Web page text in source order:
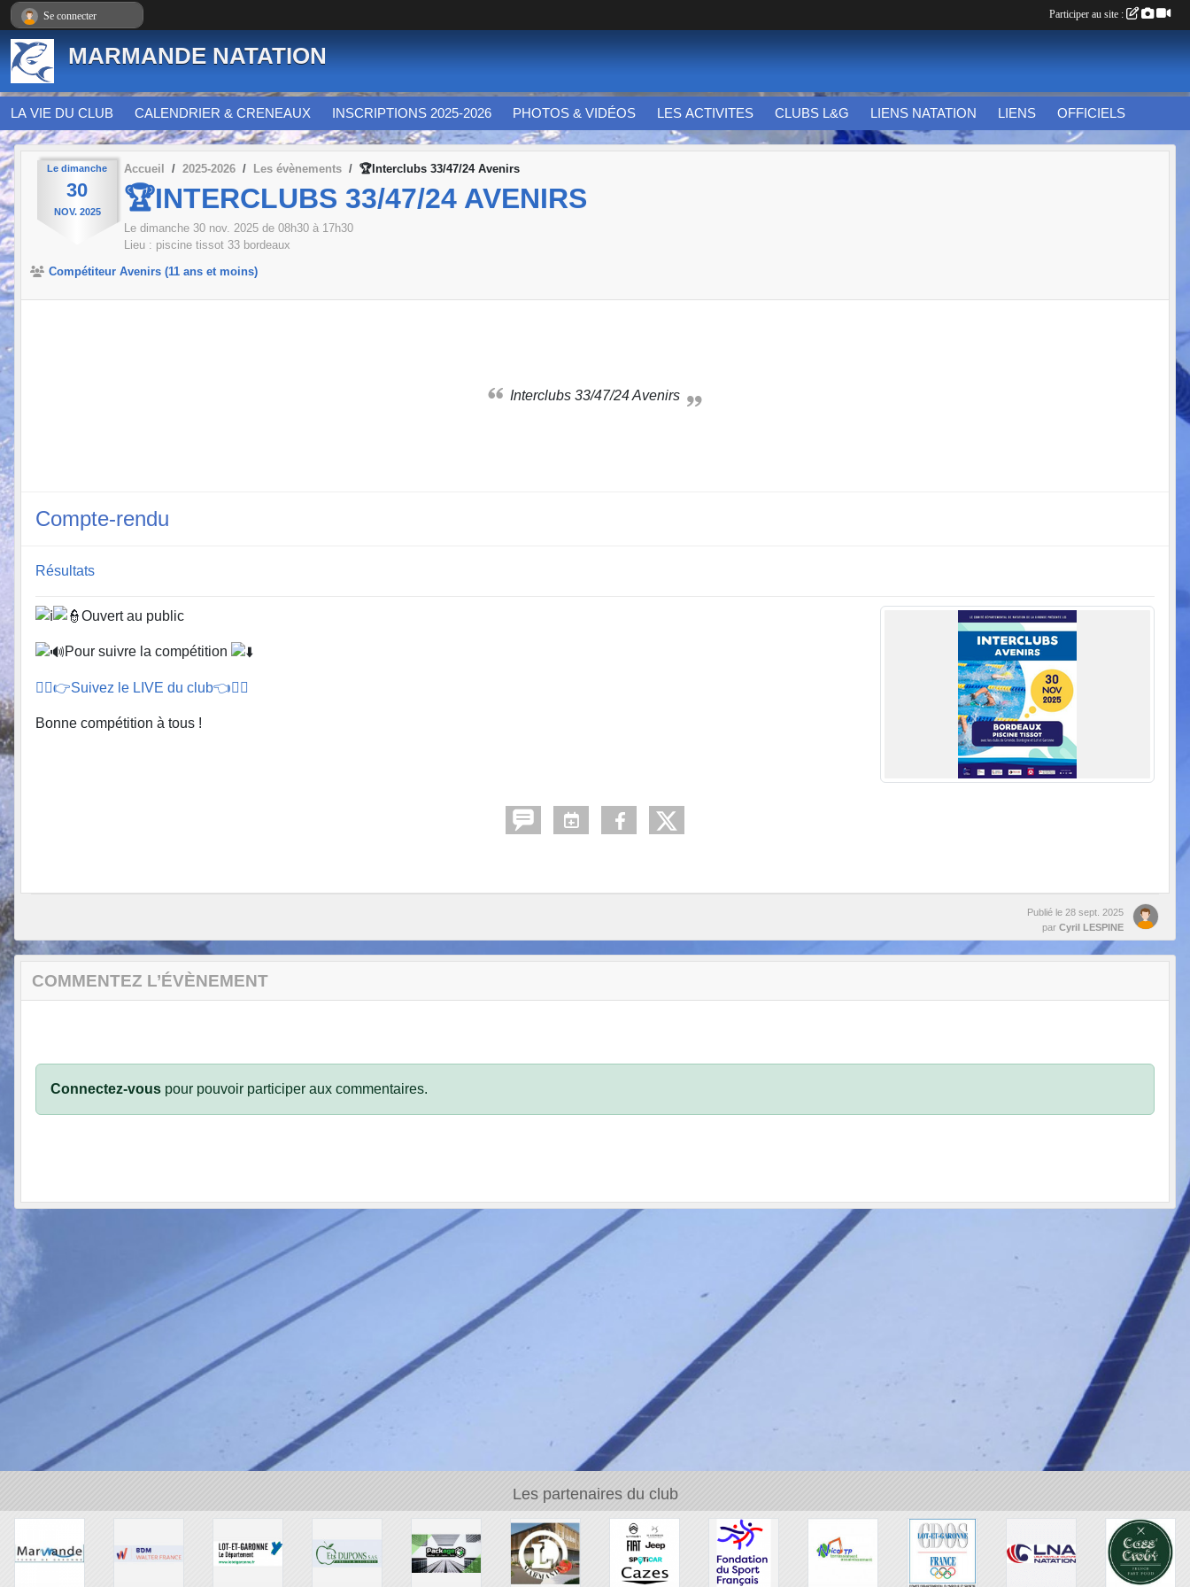
MARMANDE NATATION
LA VIE DU CLUB CALENDRIER & CRENEAUX INSCRIPTIONS 2025-2026 PHOTOS & VIDÉOS LES ACTIVITES CLUBS L&G LIENS NATATION LIENS OFFICIELS
Le dimanche
30
NOV. 2025
Accueil 2025-2026 Les évènements 🏆Interclubs 33/47/24 Avenirs
🏆INTERCLUBS 33/47/24 AVENIRS
Le dimanche 30 nov. 2025 de 08h30 à 17h30
Lieu : piscine tissot 33 bordeaux
Compétiteur Avenirs (11 ans et moins)
Interclubs 33/47/24 Avenirs
Compte-rendu
Résultats
Ouvert au public
Pour suivre la compétition
🏊‍♂️👉Suivez le LIVE du club👈🏊‍♂️
Bonne compétition à tous !
Publié le 28 sept. 2025
par Cyril LESPINE
COMMENTEZ L’ÉVÈNEMENT
Connectez-vous pour pouvoir participer aux commentaires.
Les partenaires du club
Se connecter Participer au site :
Panneau de gestion des cookies